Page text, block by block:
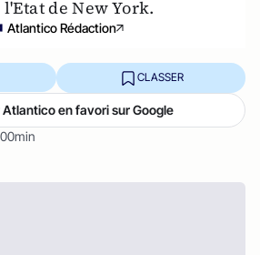
de New York.
Atlantico Rédaction
CLASSER
en favori sur Google